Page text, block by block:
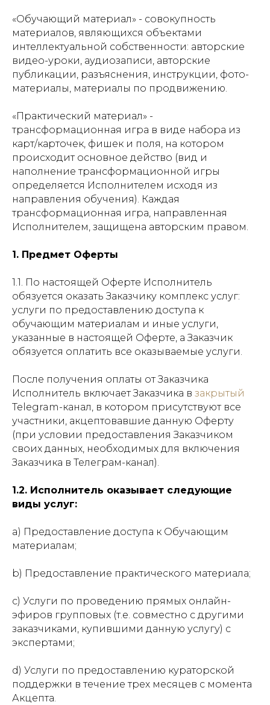
«Обучающий материал» - совокупность
материалов, являющихся объектами
интеллектуальной собственности: авторские
видео-уроки, аудиозаписи, авторские
публикации, разъяснения, инструкции, фото-
материалы, материалы по продвижению.
«Практический материал» -
трансформационная игра в виде набора из
карт/карточек, фишек и поля, на котором
происходит основное действо (вид и
наполнение трансформационной игры
определяется Исполнителем исходя из
направления обучения). Каждая
трансформационная игра, направленная
Исполнителем, защищена авторским правом.
1. Предмет Оферты
1.1. По настоящей Оферте Исполнитель
обязуется оказать Заказчику комплекс услуг:
услуги по предоставлению доступа к
обучающим материалам и иные услуги,
указанные в настоящей Оферте, а Заказчик
обязуется оплатить все оказываемые услуги.
После получения оплаты от Заказчика
Исполнитель включает Заказчика в закрытый
Telegram-канал, в котором присутствуют все
участники, акцептовавшие данную Оферту
(при условии предоставления Заказчиком
своих данных, необходимых для включения
Заказчика в Телеграм-канал).
1.2. Исполнитель оказывает следующие
виды услуг:
a) Предоставление доступа к Обучающим
материалам;
b) Предоставление практического материала;
c) Услуги по проведению прямых онлайн-
эфиров групповых (т.е. совместно с другими
заказчиками, купившими данную услугу) с
экспертами;
d) Услуги по предоставлению кураторской
поддержки в течение трех месяцев с момента
Акцепта.